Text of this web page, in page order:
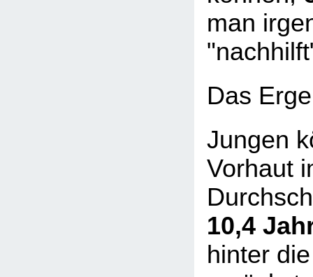
man
Das
Jungen
Vorhaut
10,4
hinter